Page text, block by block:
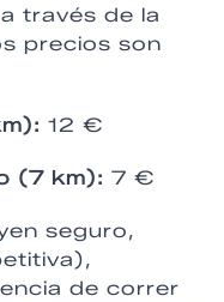
a través de la
precios son
12 €
(7 km): 7 €
seguro,
de correr